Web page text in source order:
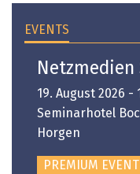
EVENTS
Netzmedien
19. August 2026 -
Seminarhotel
Horgen
PREMIUM EVENT